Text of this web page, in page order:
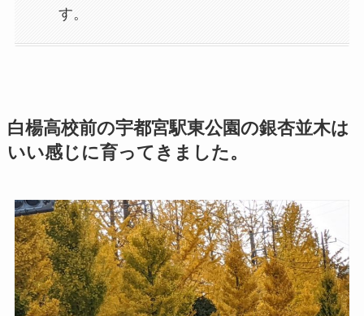
す。
白楊高校前の宇都宮駅東公園の銀杏並木は
いい感じに育ってきました。